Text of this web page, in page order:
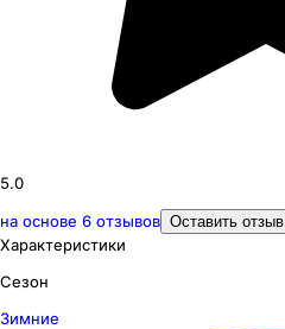
5.0
на основе 6 отзывов Оставить отзыв
Характеристики
Сезон
Зимние